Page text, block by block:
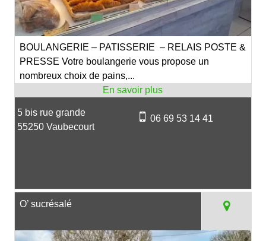
BOULANGERIE – PATISSERIE – RELAIS POSTE &
PRESSE Votre boulangerie vous propose un
nombreux choix de pains,...
5 bis rue grande
55250 Vaubecourt
06 69 53 14 41
O’ sucrésalé